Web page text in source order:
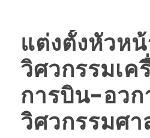
แต่งตั้งหัวห
วิศวกรรมเค
การบิน-อว
วิศวกรรมศ